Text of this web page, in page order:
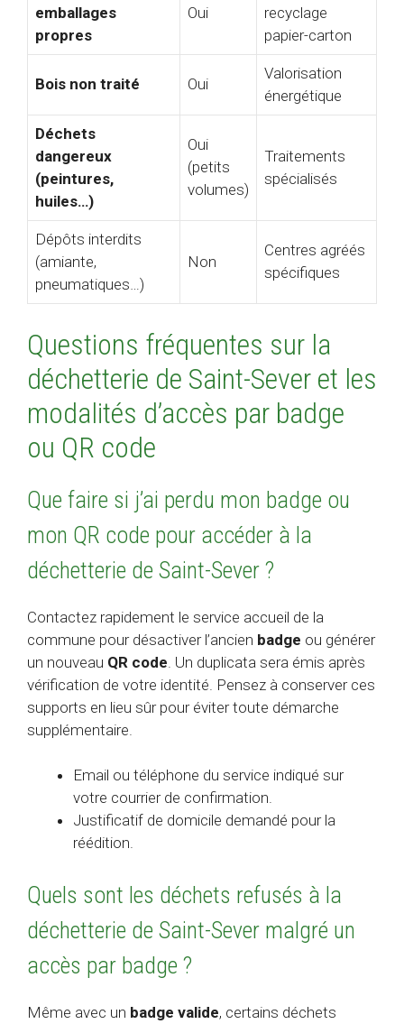
emballages
propres
Oui
recyclage
papier-carton
Bois non traité Oui
Valorisation
énergétique
Déchets
dangereux
(peintures,
huiles…)
Oui
(petits
volumes)
Traitements
spécialisés
Dépôts interdits
(amiante,
pneumatiques…)
Non
Centres agréés
spécifiques
Questions fréquentes sur la
déchetterie de Saint-Sever et les
modalités d’accès par badge
ou QR code
Que faire si j’ai perdu mon badge ou
mon QR code pour accéder à la
déchetterie de Saint-Sever ?
Contactez rapidement le service accueil de la
commune pour désactiver l’ancien badge ou générer
un nouveau QR code . Un duplicata sera émis après
vérification de votre identité. Pensez à conserver ces
supports en lieu sûr pour éviter toute démarche
supplémentaire.
Email ou téléphone du service indiqué sur
votre courrier de confirmation.
Justificatif de domicile demandé pour la
réédition.
Quels sont les déchets refusés à la
déchetterie de Saint-Sever malgré un
accès par badge ?
Même avec un badge valide, certains déchets